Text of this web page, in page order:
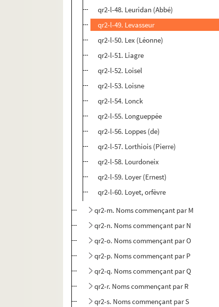
qr2-l-48. Leuridan (Abbé)
qr2-l-49. Levasseur
qr2-l-50. Lex (Léonne)
qr2-l-51. Liagre
qr2-l-52. Loisel
qr2-l-53. Loisne
qr2-l-54. Lonck
qr2-l-55. Longueppée
qr2-l-56. Loppes (de)
qr2-l-57. Lorthiois (Pierre)
qr2-l-58. Lourdoneix
qr2-l-59. Loyer (Ernest)
qr2-l-60. Loyet, orfèvre
qr2-m. Noms commençant par M
qr2-n. Noms commençant par N
qr2-o. Noms commençant par O
qr2-p. Noms commençant par P
qr2-q. Noms commençant par Q
qr2-r. Noms commençant par R
qr2-s. Noms commençant par S